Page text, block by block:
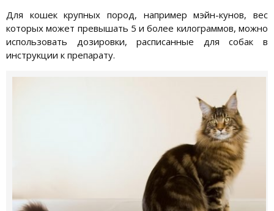
Для кошек крупных пород, например мэйн-кунов, вес
которых может превышать 5 и более килограммов, можно
использовать дозировки, расписанные для собак в
инструкции к препарату.